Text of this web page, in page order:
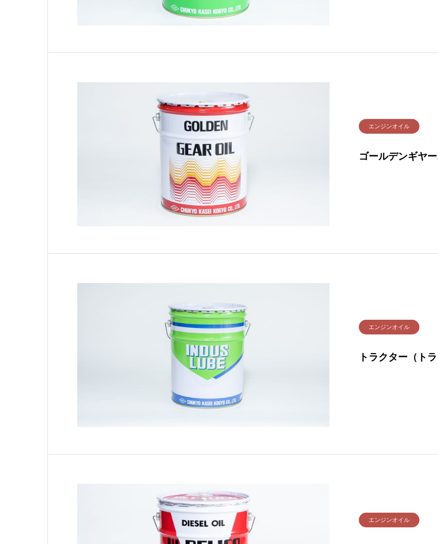
エンジンオイル
ゴールデンギヤ
エンジンオイル
トラクター（ト
エンジンオイル